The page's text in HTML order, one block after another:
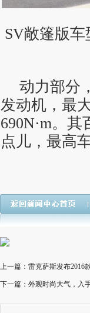
SV敞篷版
动力部分
发动机，最
690N·m。
点儿，最高
上一篇：雷克萨斯发布2016
下一篇：外观时尚大气，入